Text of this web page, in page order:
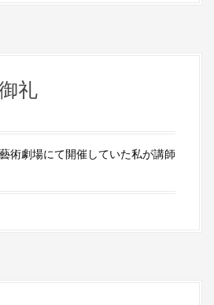
礼
術劇場にて開催していた私が講師